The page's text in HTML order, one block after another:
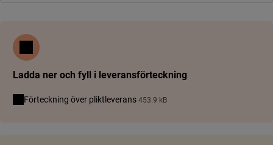
Ladda ner och fyll i leveransförteckning
Förteckning över pliktleverans 453.9 kB